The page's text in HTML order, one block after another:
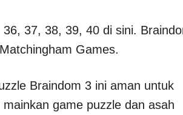
37, 38, 39, 40 di sini.
Games.
Braindom 3 ini aman untuk
game puzzle dan asah